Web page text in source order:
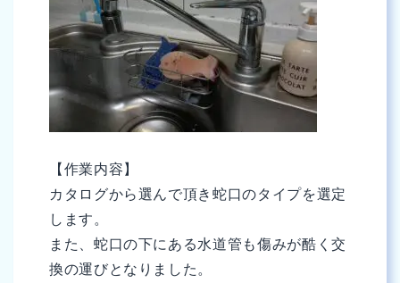
【作業内容】
カタログから選んで頂き蛇口のタイプを選定
します。
また、蛇口の下にある水道管も傷みが酷く交
換の運びとなりました。